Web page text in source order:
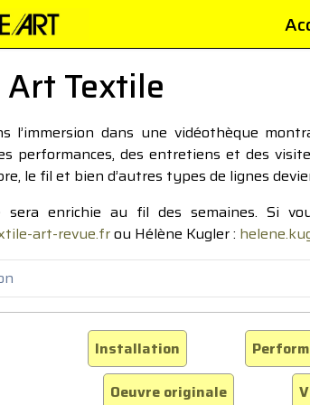
Textile
l’immersion dans une vidéothèque
performances, des entretiens et des
le fil et bien d’autres types de lignes
sera enrichie au fil des semaines. Si
art-revue.frou Hélène Kugler :
Installation
Oeuvre originale